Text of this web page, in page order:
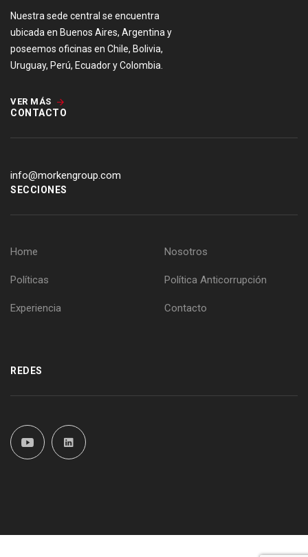
Nuestra sede central se encuentra
ubicada en Buenos Aires, Argentina y
poseemos oficinas en Chile, Bolivia,
Uruguay, Perú, Ecuador y Colombia.
VER MÁS
CONTACTO
info@morkengroup.com
SECCIONES
Home Nosotros
Políticas Política Anticorrupción
Experiencia Contacto
REDES